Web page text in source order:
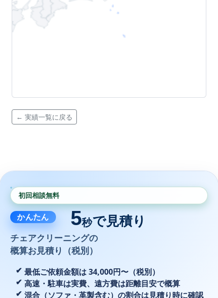
← 実績一覧に戻る
初回相談無料
かんたん 5秒で見積り
チェアクリーニングの
概算お見積り（税別）
最低ご依頼金額は 34,000円〜（税別）
高速・駐車は実費、遠方費は距離目安で概算
混合（ソファ・革製含む）の割合は見積り時に確認